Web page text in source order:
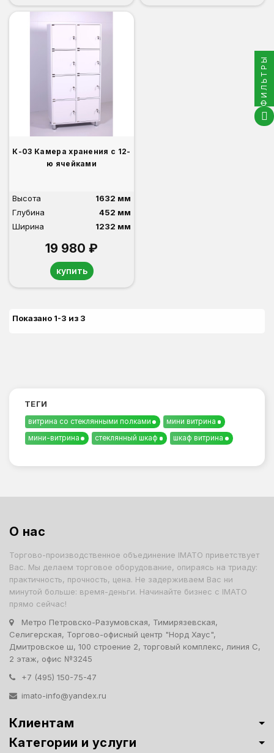
ТЕГИ
витрина со стеклянными полками
мини витрина
мини-витрина
стеклянный шкаф шкаф витрина
К-03 Камера хранения с 12-
ю ячейками
Высота
1632 мм
Глубина
452 мм
Ширина
1232 мм
19 980 ₽
купить
Показано 1-3 из 3
О нас
Торгово-производственное объединение IMATO приветствует
Вас. Мы делаем торговое оборудование, опираясь на триаду:
практичность, прочность, цена. Не задерживаем Вас ни
минутой больше: время-деньги. Начинайте бизнес с IMATO
прямо сейчас!
Метро Петровско-Разумовская, Тимирязевская,
Селигерская, Торгово-офисный центр "Норд Хаус",
Дмитровское ш, 100 строение 2, торговый комплекс, линия С,
2 этаж, офис №3245
+7 (495) 150-75-47
imato-info@yandex.ru
Клиентам
Категории и услуги
ФИЛЬТРЫ